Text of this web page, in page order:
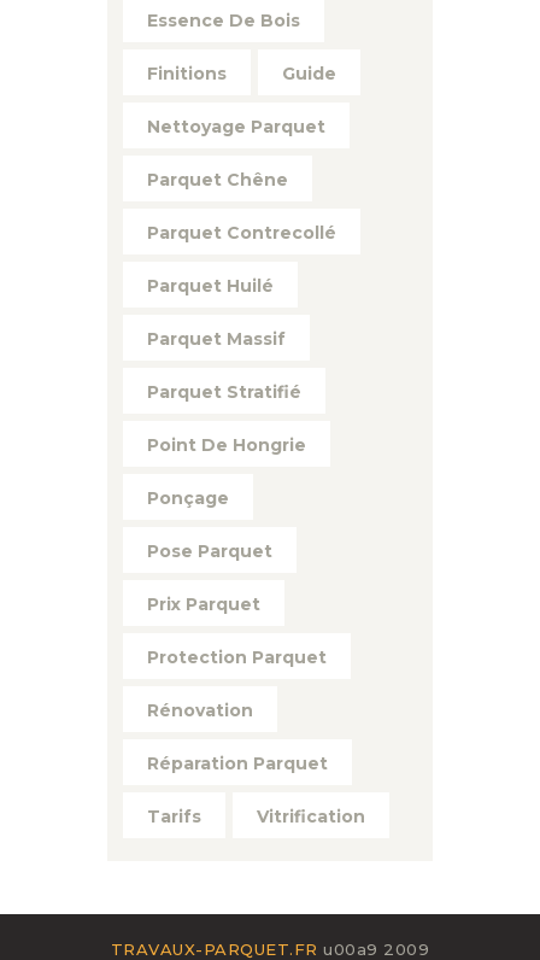
Essence De Bois
Finitions Guide
Nettoyage Parquet
Parquet Chêne
Parquet Contrecollé
Parquet Huilé
Parquet Massif
Parquet Stratifié
Point De Hongrie
Ponçage
Pose Parquet
Prix Parquet
Protection Parquet
Rénovation
Réparation Parquet
Tarifs Vitrification
TRAVAUX-PARQUET.FR u00a9 2009